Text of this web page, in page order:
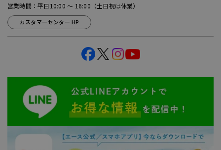
営業時間：平日10:00 ～ 16:00（土日祝は休業）
カスタマーセンター HP